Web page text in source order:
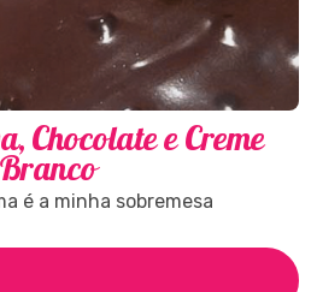
Chocolate e Creme
Branco
é a minha sobremesa